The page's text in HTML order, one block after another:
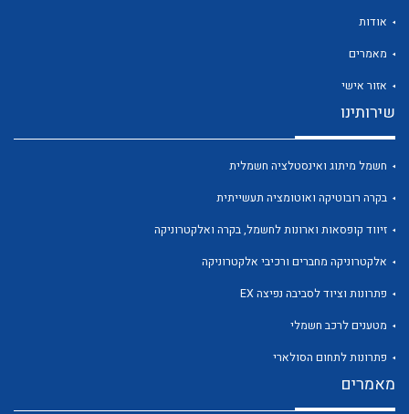
לכל מוצרי היצרן
אודות
מאמרים
אזור אישי
שירותינו
חשמל מיתוג ואינסטלציה חשמלית
בקרה רובוטיקה ואוטומציה תעשייתית
זיווד קופסאות וארונות לחשמל, בקרה ואלקטרוניקה
אלקטרוניקה מחברים ורכיבי אלקטרוניקה
פתרונות וציוד לסביבה נפיצה EX
מטענים לרכב חשמלי
פתרונות לתחום הסולארי
מאמרים